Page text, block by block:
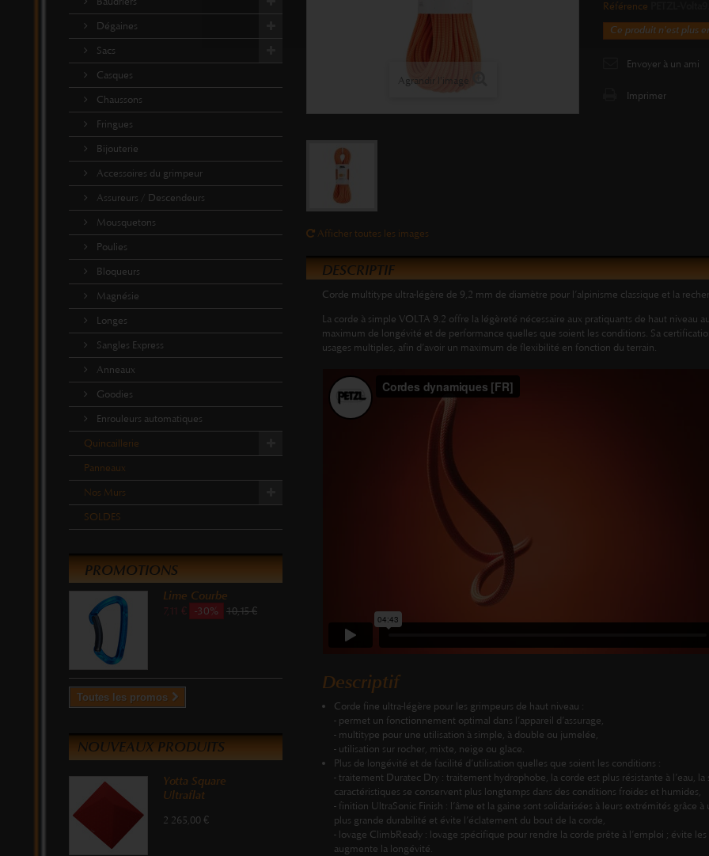
Dégaines
Sacs
Casques
Chaussons
Fringues
Bijouterie
Accessoires du grimpeur
Assureurs / Descendeurs
Mousquetons
Poulies
Bloqueurs
Magnésie
Longes
Sangles Express
Anneaux
Goodies
Enrouleurs automatiques
Quincaillerie
Panneaux
Nos Murs
SOLDES
PROMOTIONS
Lime Courbe
7,11 € -30% 10,15 €
Toutes les promos
NOUVEAUX PRODUITS
Yotta Square
Ultraflat
2 265,00 €
Agrandir l'image
Afficher toutes les images
Référence
Ce produit n'est plus
Envoyer à un ami
Imprimer
DESCRIPTIF
Corde multitype ultra-légère de 9,2 mm de diamètre pour l’alpinisme classique et la
La corde à simple VOLTA 9.2 offre la légèreté nécessaire aux pratiquants de haut niveau
maximum de longévité et de performance quelles que soient les conditions. Sa
usages multiples, afin d’avoir un maximum de flexibilité en fonction du terrain.
Descriptif
Corde fine ultra-légère pour les grimpeurs de haut niveau :
- permet un fonctionnement optimal dans l’appareil d’assurage,
- multitype pour une utilisation à simple, à double ou jumelée,
- utilisation sur rocher, mixte, neige ou glace.
Plus de longévité et de facilité d’utilisation quelles que soient les conditions :
- traitement Duratec Dry : traitement hydrophobe, la corde est plus résistante à l’eau,
caractéristiques se conservent plus longtemps dans des conditions froides et humides,
- finition UltraSonic Finish : l’âme et la gaine sont solidarisées à leurs extrémités grâce
plus grande durabilité et évite l’éclatement du bout de la corde,
- lovage ClimbReady : lovage spécifique pour rendre la corde prête à l’emploi ; évite
augmente la longévité.